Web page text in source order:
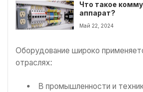
Что такое
аппарат?
Май 22, 2024
Оборудование широко
отраслях:
В промышленности и